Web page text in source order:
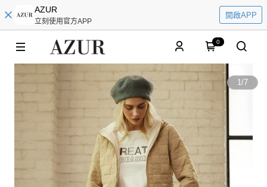
AZUR
立刻使用官方APP
開啟APP
0
1/7